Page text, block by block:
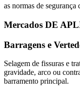
as normas de segurança
Mercados DE
Barragens e
Selagem de fissuras e
gravidade, arco ou
barramento principal.